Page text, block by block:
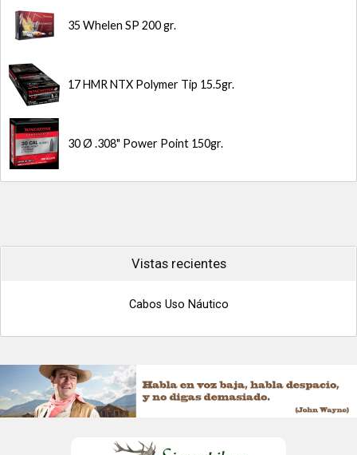
35 Whelen SP 200 gr.
17 HMR NTX Polymer Tip 15.5gr.
30 Ø .308" Power Point 150gr.
Vistas recientes
Cabos Uso Náutico